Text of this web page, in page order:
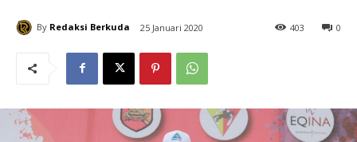
By Redaksi Berkuda 25 Januari 2020 0
403